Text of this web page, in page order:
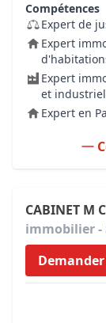
Compétences
Expert de
Expert
Expert
et
Expert en
CABINET M
immobilier -